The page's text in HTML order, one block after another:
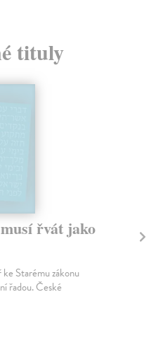
tituly
Golema
a skutečnými
o věcech neobvyklých,